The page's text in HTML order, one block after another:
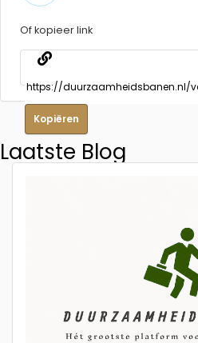
Of kopieer link
Kopiëren
Laatste Blog